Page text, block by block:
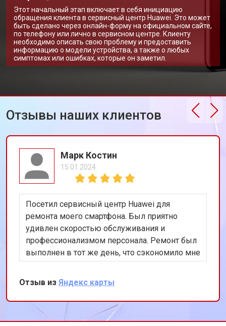
Этот начальный этап включает в себя инициацию
обращения клиента в сервисный центр Huawei. Это может
быть сделано через онлайн-форму на официальном сайте,
по телефону или лично в сервисном центре. Клиенту
необходимо описать свою проблему и предоставить
информацию о модели устройства, а также о любых
симптомах или ошибках, которые он заметил.
Отзывы наших клиентов
Марк Костин
15.01.2024
Посетил сервисный центр Huawei для
ремонта моего смартфона. Был приятно
удивлен скоростью обслуживания и
профессионализмом персонала. Ремонт был
выполнен в тот же день, что сэкономило мне
много времени. Особенно порадовало
использование оригинальных запчастей,
благодаря чему телефон работает как новый.
Рекомендую этот сервис всем владельцам
техники Huawei.
Отзыв из Яндекс карты